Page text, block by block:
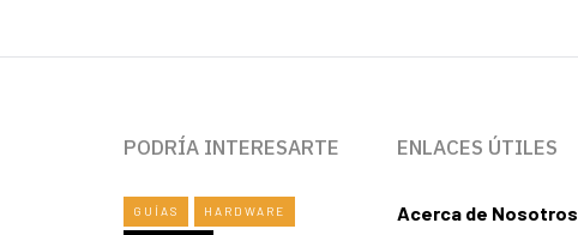
PODRÍA INTERESARTE
GUÍAS HARDWARE
ENLACES ÚTILES
Acerca de Nosotros